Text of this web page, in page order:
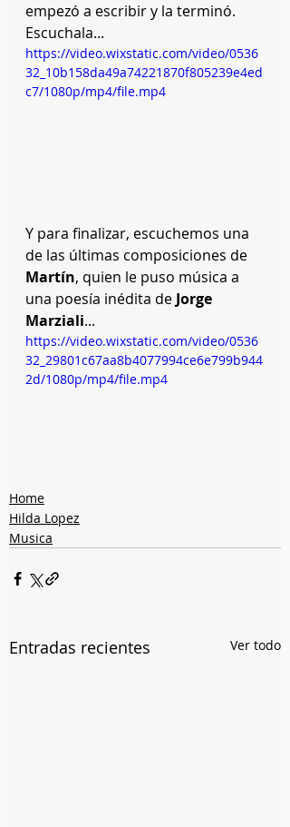
empezó a escribir y la terminó.
Escuchala...
https://video.wixstatic.com/video/0536
32_10b158da49a74221870f805239e4ed
c7/1080p/mp4/file.mp4
Y para finalizar, escuchemos una
de las últimas composiciones de
Martín, quien le puso música a
una poesía inédita de Jorge
Marziali...
https://video.wixstatic.com/video/0536
32_29801c67aa8b4077994ce6e799b944
2d/1080p/mp4/file.mp4
Home
Hilda Lopez
Musica
Entradas recientes Ver todo